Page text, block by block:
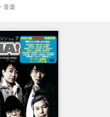
音楽